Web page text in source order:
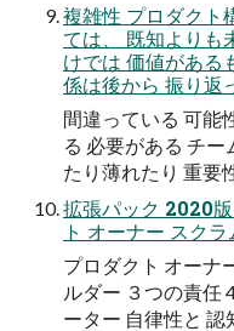
複雑性 プロダクト
ては、 既知よりも
けでは 価値がある
係は後から 振り返
間違っている 可能
る 必要がある チ
たり薄れたり 重要
拡張パック 2020
ト オーナー スク
プロダクト オーナ
ルダー ３つの責任
ーター 自律性と